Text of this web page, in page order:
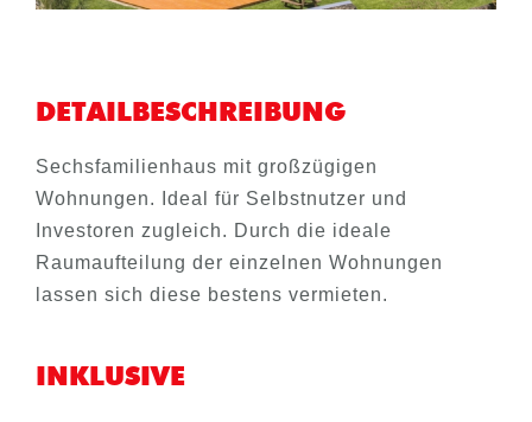
DETAILBESCHREIBUNG
Sechsfamilienhaus mit großzügigen
Wohnungen. Ideal für Selbstnutzer und
Investoren zugleich. Durch die ideale
Raumaufteilung der einzelnen Wohnungen
lassen sich diese bestens vermieten.
INKLUSIVE